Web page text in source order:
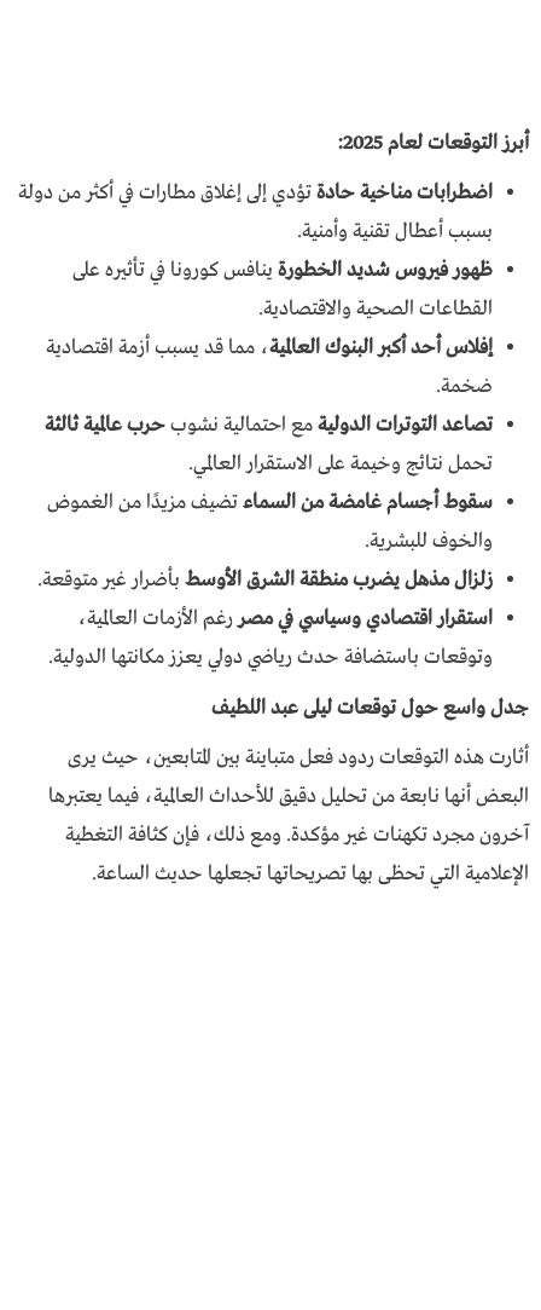
أبرز التوقعات لعام 2025:
اضطرابات مناخية حادةتؤدي إلى إغلاق مطارات في أكثر من دولة
بسبب أعطال تقنية وأمنية.
ظهور فيروس شديد الخطورة ينافس كورونا في تأثيره على
القطاعات الصحية والاقتصادية.
إفلاس أحد أكبر البنوك العالمية، مما قد يسبب أزمة اقتصادية
ضخمة.
تصاعد التوترات الدوليةمع احتمالية نشوبحرب عالمية ثالثة
تحمل نتائج وخيمة على الاستقرار العالمي.
سقوط أجسام غامضة من السماءتضيف مزيدًا من الغموض
والخوف للبشرية.
زلزال مذهل يضرب منطقة الشرق الأوسط بأضرار غير متوقعة.
استقرار اقتصادي وسياسي في مصررغم الأزمات العالمية،
وتوقعات باستضافة حدث رياضي دولي يعزز مكانتها الدولية.
جدل واسع حول توقعات ليلى عبد اللطيف
أثارت هذه التوقعات ردود فعل متباينة بين المتابعين، حيث يرى
البعض أنها نابعة من تحليل دقيق للأحداث العالمية، فيما يعتبرها
آخرون مجرد تكهنات غير مؤكدة. ومع ذلك، فإن كثافة التغطية
الإعلامية التي تحظى بها تصريحاتها تجعلها حديث الساعة.